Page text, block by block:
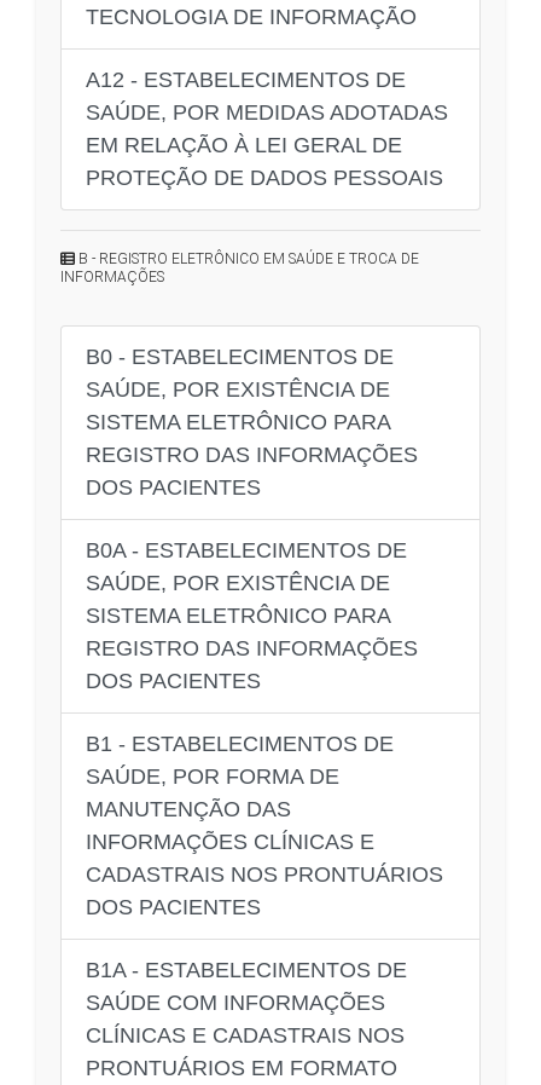
TECNOLOGIA DE INFORMAÇÃO
A12 - ESTABELECIMENTOS DE
SAÚDE, POR MEDIDAS ADOTADAS
EM RELAÇÃO À LEI GERAL DE
PROTEÇÃO DE DADOS PESSOAIS
B - REGISTRO ELETRÔNICO EM SAÚDE E TROCA DE
INFORMAÇÕES
B0 - ESTABELECIMENTOS DE
SAÚDE, POR EXISTÊNCIA DE
SISTEMA ELETRÔNICO PARA
REGISTRO DAS INFORMAÇÕES
DOS PACIENTES
B0A - ESTABELECIMENTOS DE
SAÚDE, POR EXISTÊNCIA DE
SISTEMA ELETRÔNICO PARA
REGISTRO DAS INFORMAÇÕES
DOS PACIENTES
B1 - ESTABELECIMENTOS DE
SAÚDE, POR FORMA DE
MANUTENÇÃO DAS
INFORMAÇÕES CLÍNICAS E
CADASTRAIS NOS PRONTUÁRIOS
DOS PACIENTES
B1A - ESTABELECIMENTOS DE
SAÚDE COM INFORMAÇÕES
CLÍNICAS E CADASTRAIS NOS
PRONTUÁRIOS EM FORMATO